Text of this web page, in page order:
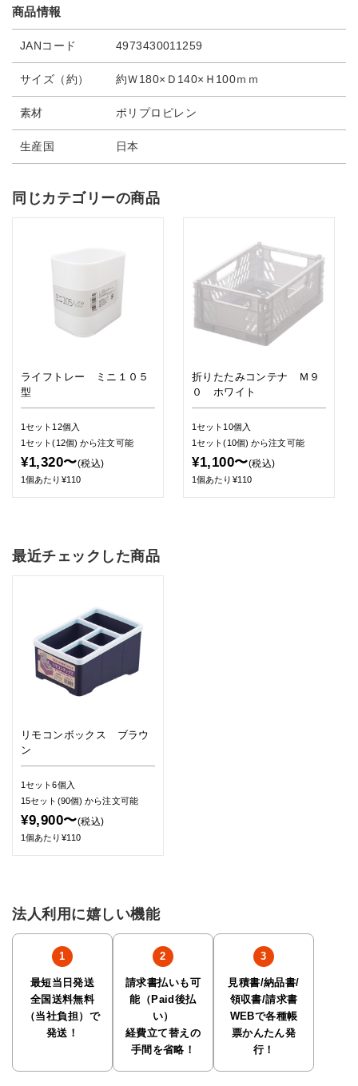
商品情報
JANコード 4973430011259
サイズ（約） 約Ｗ180×Ｄ140×Ｈ100ｍｍ
素材 ポリプロピレン
生産国 日本
同じカテゴリーの商品
ライフトレー ミニ１０５
型
1セット12個入
1セット(12個)から注文可能
¥1,320〜(税込)
1個あたり¥110
折りたたみコンテナ Ｍ９
０ ホワイト
1セット10個入
1セット(10個)から注文可能
¥1,100〜(税込)
1個あたり¥110
最近チェックした商品
リモコンボックス ブラウ
ン
1セット6個入
15セット(90個)から注文可能
¥9,900〜(税込)
1個あたり¥110
法人利用に嬉しい機能
最短当日発送
全国送料無料
（当社負担）で
発送！
請求書払いも可
能（Paid後払
い）
経費立て替えの
手間を省略！
見積書/納品書/
領収書/請求書
WEBで各種帳
票かんたん発
行！